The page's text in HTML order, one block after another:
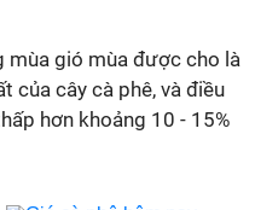
mùa gió mùa được cho là
của cây cà phê, và điều
hơn khoảng 10 - 15%